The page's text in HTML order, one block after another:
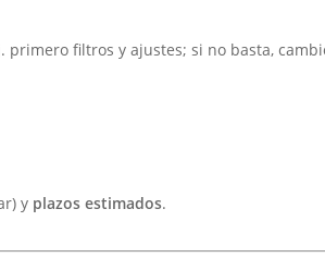
primero filtros y ajustes; si no basta,
y plazos estimados.